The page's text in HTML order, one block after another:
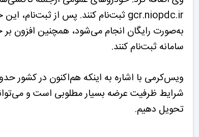
سامانه ثبت‌نام کنند.
تحویل دهیم.